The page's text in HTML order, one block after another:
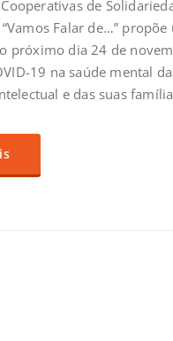
de
Falar de…” propõe
próximo dia 24 de
19 na saúde mental
e das suas